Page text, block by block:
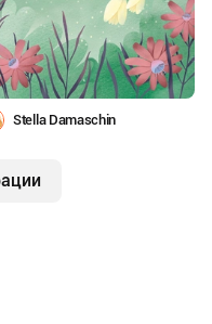
Stella Damaschin